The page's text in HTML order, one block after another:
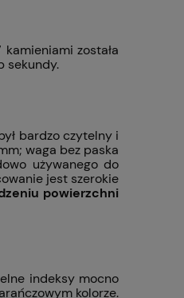
została
sekundy.
bardzo czytelny i
waga bez paska
używanego do
jest szerokie
powierzchni
indeksy mocno
kolorze.